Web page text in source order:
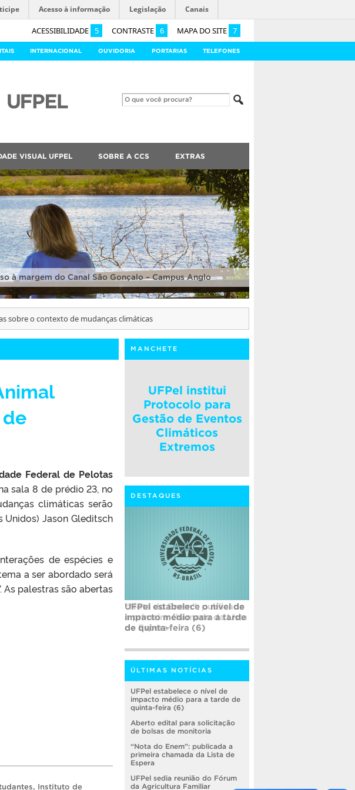
ACESSIBILIDADE 5 CONTRASTE 6 MAPA DO SITE 7
Acesso à informação Legislação Canais
INTERNACIONAL OUVIDORIA PORTARIAS TELEFONES
VISUAL UFPEL SOBRE A CCS EXTRAS
à margem do Canal São Gonçalo – Campus Anglo
sobre o contexto de mudanças climáticas
Federal de Pelotas
sala 8 de prédio 23, no
climáticas serão
Unidos) Jason Gleditsch
de espécies e
a ser abordado será
As palestras são abertas
, Instituto de
MANCHETE
UFPel institui
Protocolo para
Gestão de Eventos
Climáticos
Extremos
DESTAQUES
“Nota do Enem”: publicada
a primeira chamada da Lista
de Espera
ÚLTIMAS NOTÍCIAS
UFPel estabelece o nível de
impacto médio para a tarde de
quinta-feira (6)
Aberto edital para solicitação
de bolsas de monitoria
“Nota do Enem”: publicada a
primeira chamada da Lista de
Espera
UFPel sedia reunião do Fórum
da Agricultura Familiar